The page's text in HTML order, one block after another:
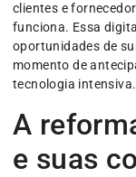
clientes e
funciona. Essa
oportunidades de
momento de
tecnologia intensiva.
A
e suas